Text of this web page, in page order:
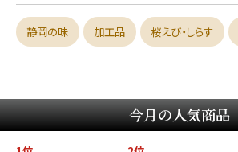
静岡の味 加工品 桜えび・しらす
今月の人気商品